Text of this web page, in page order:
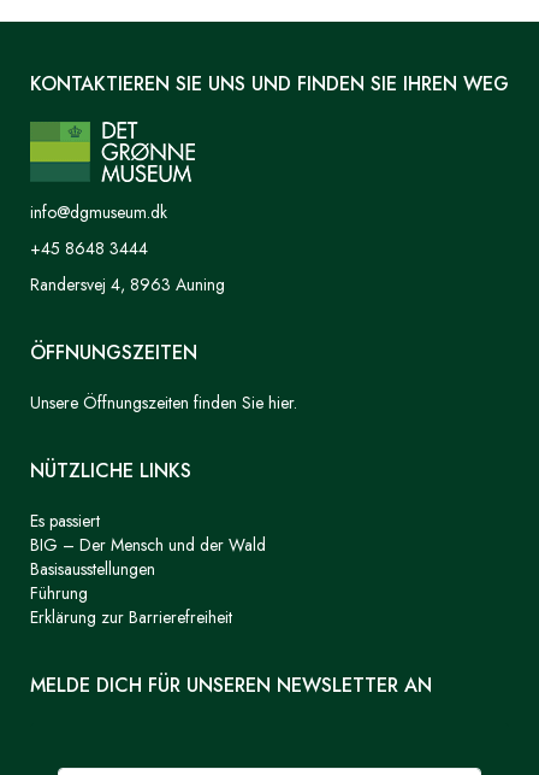
KONTAKTIEREN SIE UNS UND FINDEN SIE IHREN WEG
info@dgmuseum.dk
+45 8648 3444
Randersvej 4, 8963 Auning
ÖFFNUNGSZEITEN
Unsere Öffnungszeiten finden Sie hier.
NÜTZLICHE LINKS
Es passiert
BIG – Der Mensch und der Wald
Basisausstellungen
Führung
Erklärung zur Barrierefreiheit
MELDE DICH FÜR UNSEREN NEWSLETTER AN